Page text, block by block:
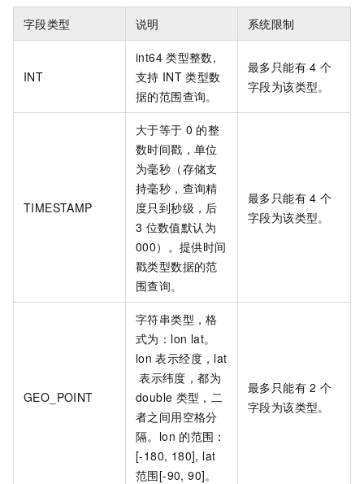
字段类型 说明 系统限制
INT
int64 类型整数,
支持 INT 类型数
据的范围查询。
最多只能有 4 个
字段为该类型。
TIMESTAMP
大于等于 0 的整
数时间戳，单位
为毫秒（存储支
持毫秒，查询精
度只到秒级，后
3 位数值默认为
000）。提供时间
戳类型数据的范
围查询。
最多只能有 4 个
字段为该类型。
GEO_POINT
字符串类型，格
式为：lon lat。
lon 表示经度，lat
表示纬度，都为
double 类型，二
者之间用空格分
隔。lon 的范围：
[-180, 180], lat
范围[-90, 90]。
最多只能有 2 个
字段为该类型。